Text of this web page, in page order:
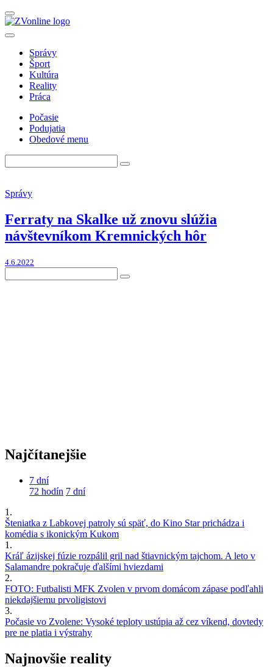
Správy
Šport
Kultúra
Reality
Práca
Počasie
Podujatia
Obedové menu
Správy
Ferraty na Skalke už znovu slúžia
návštevníkom Kremnických hôr
4.6.2022
Najčítanejšie
7 dní
72 hodín 7 dní
1.
Šteniatka z Labkovej patroly sú späť, do Kino Star prichádza i
komédia s ikonickým Kukom
1.
Kráľ ázijskej fúzie rozpálil gril nad štiavnickým tajchom. A leto v
Salamandre pokračuje ďalšími hviezdami
2.
FOTO: Futbalisti MFK Zvolen v prvom domácom zápase podľahli
niekdajšiemu prvoligistovi
3.
Počasie vo Zvolene: Vysoké teploty ustúpia až cez víkend, dovtedy
pre ne platia i výstrahy
Najnovšie reality